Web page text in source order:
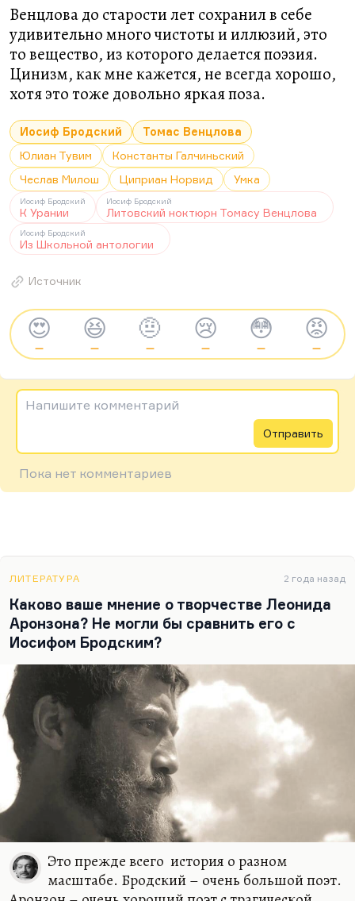
Венцлова до старости лет сохранил в себе
удивительно много чистоты и иллюзий, это
то вещество, из которого делается поэзия.
Цинизм, как мне кажется, не всегда хорошо,
хотя это тоже довольно яркая поза.
Иосиф Бродский
Томас Венцлова
Юлиан Тувим
Константы Галчиньский
Чеслав Милош
Циприан Норвид Умка
Иосиф Бродский
К Урании
Иосиф Бродский
Литовский ноктюрн Томасу Венцлова
Иосиф Бродский
Из Школьной антологии
Источник
😍
—
😆
—
🤨
—
😢
—
😳
—
😡
—
Напишите комментарий
Отправить
Пока нет комментариев
ЛИТЕРАТУРА 2 года назад
Каково ваше мнение о творчестве Леонида
Аронзона? Не могли бы сравнить его с
Иосифом Бродским?
Это прежде всего история о разном
масштабе. Бродский – очень большой поэт.